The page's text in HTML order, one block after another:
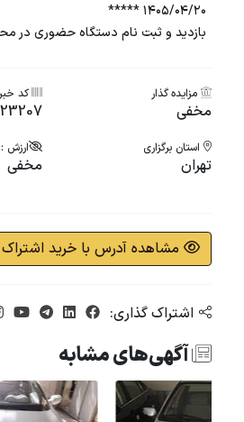
۱۴۰۵/۰۴/۲۰ *****
بازدید و ثبت نام دستگاه حضوری در
مزایده گذار
مخفی
کد خبر
استان برگزاری
تهران
ارزش :
مخفی
مشاهده آدرس با خرید اشتراک
اشتراک گذاری:
آگهی‌های مشابه